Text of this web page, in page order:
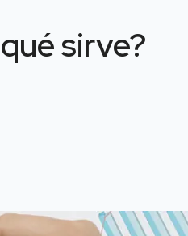
sirve?